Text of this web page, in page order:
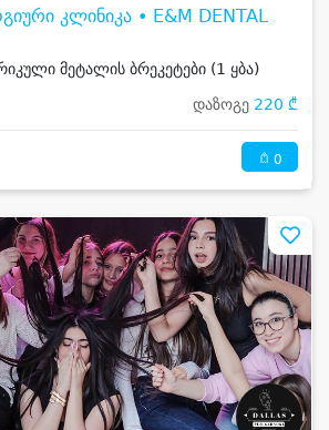
კლინიკა • E&M DENTAL
მეტალის ბრეკეტები (1 ყბა)
დაზოგე 220 ₾
0